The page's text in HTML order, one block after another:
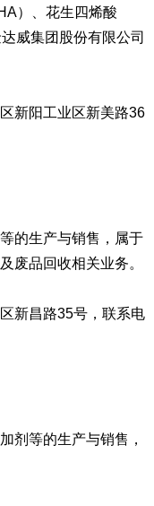
）、花生四烯酸
威集团股份有限公司
新阳工业区新美路36
的生产与销售，属于
废品回收相关业务。
新昌路35号，联系电
剂等的生产与销售，